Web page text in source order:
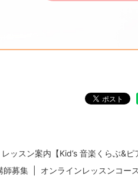
レッスン案内【Kid’s 音楽くらぶ&ピ
師募集
オンラインレッスンコース